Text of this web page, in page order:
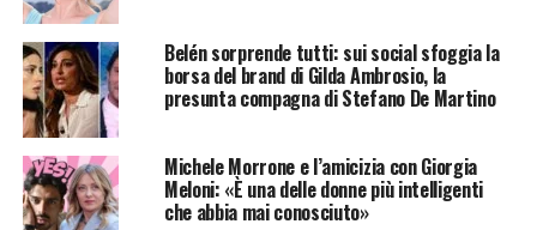
Belén sorprende tutti: sui social sfoggia la
borsa del brand di Gilda Ambrosio, la
presunta compagna di Stefano De Martino
Michele Morrone e l’amicizia con Giorgia
Meloni: «È una delle donne più intelligenti
che abbia mai conosciuto»